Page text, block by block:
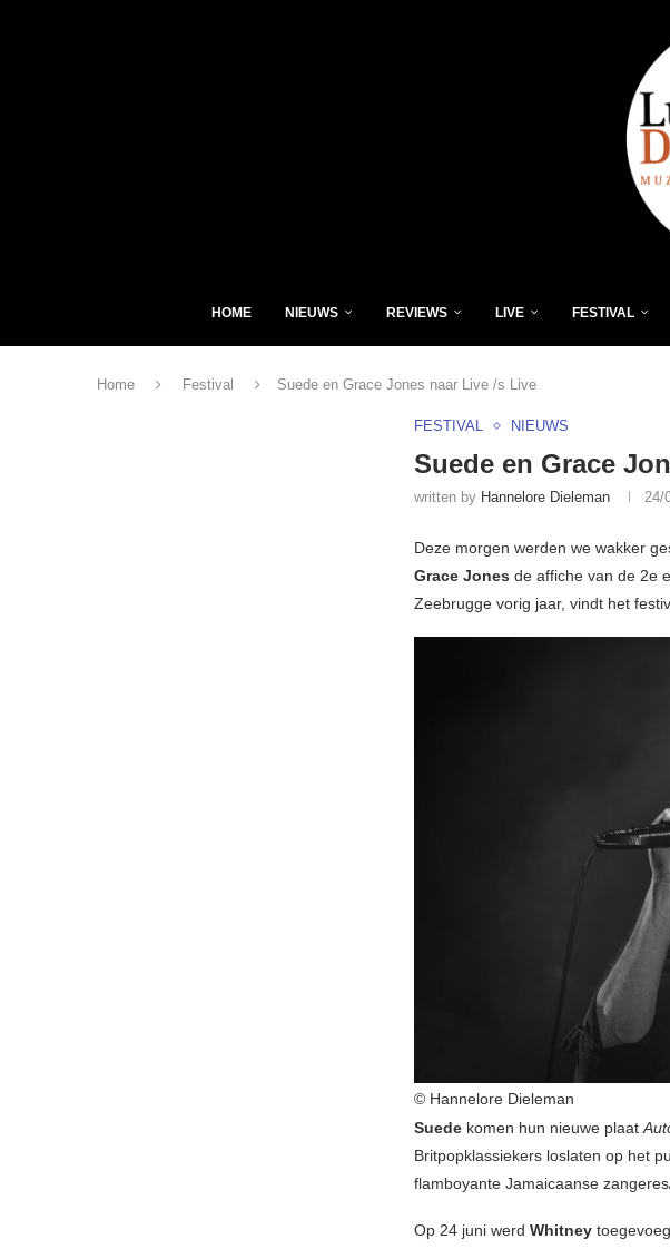
HOME NIEUWS REVIEWS LIVE FESTIVAL
Home Festival Suede en Grace Jones naar Live /s Live
FESTIVAL NIEUWS
Suede en Grace
written by Hannelore Dieleman 24/
Deze morgen werden we wakker
Grace Jones de affiche van de 2e
Zeebrugge vorig jaar, vindt het
© Hannelore Dieleman
Suede komen hun nieuwe plaat
Britpopklassiekers loslaten op het
flamboyante Jamaicaanse
Op 24 juni werd Whitney